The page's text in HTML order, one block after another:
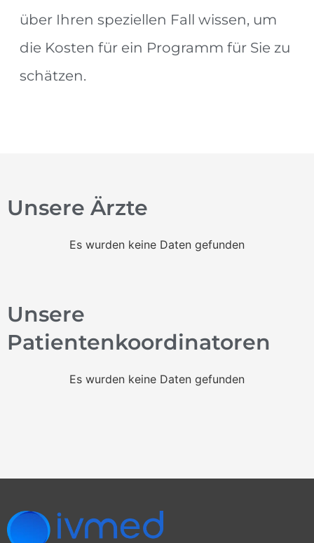
über Ihren speziellen Fall wissen, um
die Kosten für ein Programm für Sie zu
schätzen.
Unsere Ärzte
Es wurden keine Daten gefunden
Unsere
Patientenkoordinatoren
Es wurden keine Daten gefunden